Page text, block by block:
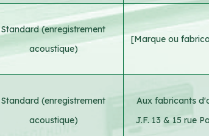
Standard (enregistrement
acoustique)
[Marque ou
Standard (enregistrement
acoustique)
Aux fabricants
J.F. 13 & 15 rue